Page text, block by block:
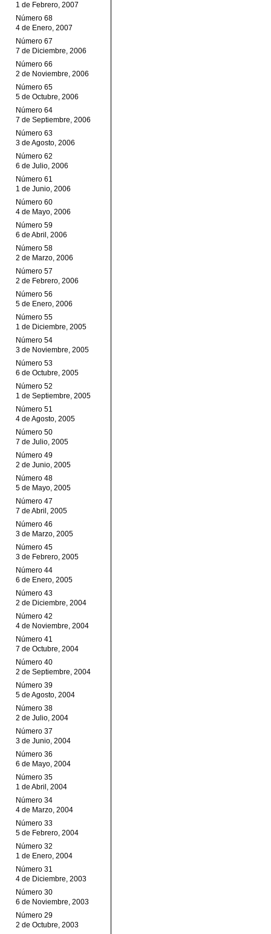
1 de Febrero, 2007
Número 68
4 de Enero, 2007
Número 67
7 de Diciembre, 2006
Número 66
2 de Noviembre, 2006
Número 65
5 de Octubre, 2006
Número 64
7 de Septiembre, 2006
Número 63
3 de Agosto, 2006
Número 62
6 de Julio, 2006
Número 61
1 de Junio, 2006
Número 60
4 de Mayo, 2006
Número 59
6 de Abril, 2006
Número 58
2 de Marzo, 2006
Número 57
2 de Febrero, 2006
Número 56
5 de Enero, 2006
Número 55
1 de Diciembre, 2005
Número 54
3 de Noviembre, 2005
Número 53
6 de Octubre, 2005
Número 52
1 de Septiembre, 2005
Número 51
4 de Agosto, 2005
Número 50
7 de Julio, 2005
Número 49
2 de Junio, 2005
Número 48
5 de Mayo, 2005
Número 47
7 de Abril, 2005
Número 46
3 de Marzo, 2005
Número 45
3 de Febrero, 2005
Número 44
6 de Enero, 2005
Número 43
2 de Diciembre, 2004
Número 42
4 de Noviembre, 2004
Número 41
7 de Octubre, 2004
Número 40
2 de Septiembre, 2004
Número 39
5 de Agosto, 2004
Número 38
2 de Julio, 2004
Número 37
3 de Junio, 2004
Número 36
6 de Mayo, 2004
Número 35
1 de Abril, 2004
Número 34
4 de Marzo, 2004
Número 33
5 de Febrero, 2004
Número 32
1 de Enero, 2004
Número 31
4 de Diciembre, 2003
Número 30
6 de Noviembre, 2003
Número 29
2 de Octubre, 2003